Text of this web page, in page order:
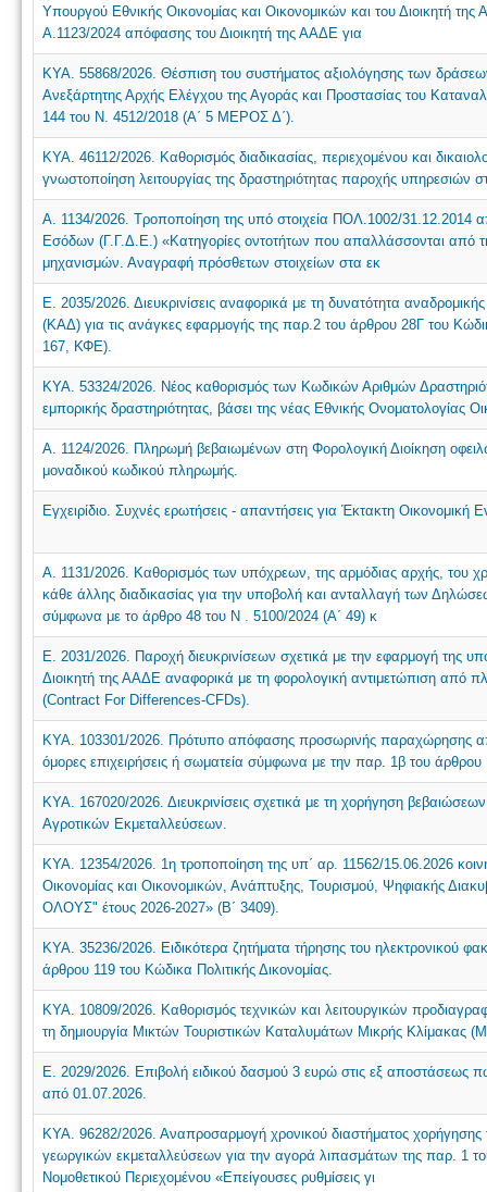
Υπουργού Εθνικής Οικονομίας και Οικονομικών και του Διοικητή
Α.1123/2024 απόφασης του Διοικητή της ΑΑΔΕ για
ΚΥΑ. 55868/2026. Θέσπιση του συστήματος αξιολόγησης των
Ανεξάρτητης Αρχής Ελέγχου της Αγοράς και Προστασίας του
144 του Ν. 4512/2018 (Α΄ 5 ΜΕΡΟΣ Δ΄).
ΚΥΑ. 46112/2026. Καθορισμός διαδικασίας, περιεχομένου και
γνωστοποίηση λειτουργίας της δραστηριότητας παροχής
Α. 1134/2026. Τροποποίηση της υπό στοιχεία ΠΟΛ.1002/31.12.2014
Εσόδων (Γ.Γ.Δ.Ε.) «Κατηγορίες οντοτήτων που απαλλάσσονται από
μηχανισμών. Αναγραφή πρόσθετων στοιχείων στα εκ
Ε. 2035/2026. Διευκρινίσεις αναφορικά με τη δυνατότητα
(ΚΑΔ) για τις ανάγκες εφαρμογής της παρ.2 του άρθρου 28Γ του
167, ΚΦΕ).
ΚΥΑ. 53324/2026. Νέος καθορισμός των Κωδικών Αριθμών
εμπορικής δραστηριότητας, βάσει της νέας Εθνικής Ονοματολογίας
Α. 1124/2026. Πληρωμή βεβαιωμένων στη Φορολογική Διοίκηση
μοναδικού κωδικού πληρωμής.
Εγχειρίδιο. Συχνές ερωτήσεις - απαντήσεις για Έκτακτη
Α. 1131/2026. Καθορισμός των υπόχρεων, της αρμόδιας αρχής, του
κάθε άλλης διαδικασίας για την υποβολή και ανταλλαγή των
σύμφωνα με το άρθρο 48 του N . 5100/2024 (Α΄ 49) κ
Ε. 2031/2026. Παροχή διευκρινίσεων σχετικά με την εφαρμογή της
Διοικητή της ΑΑΔΕ αναφορικά με τη φορολογική αντιμετώπιση από
(Contract For Differences-CFDs).
ΚΥΑ. 103301/2026. Πρότυπο απόφασης προσωρινής παραχώρησης
όμορες επιχειρήσεις ή σωματεία σύμφωνα με την παρ. 1β του
ΚΥΑ. 167020/2026. Διευκρινίσεις σχετικά με τη χορήγηση
Αγροτικών Εκμεταλλεύσεων.
ΚΥΑ. 12354/2026. 1η τροποποίηση της υπ΄ αρ. 11562/15.06.2026
Οικονομίας και Οικονομικών, Ανάπτυξης, Τουρισμού, Ψηφιακής
ΟΛΟΥΣ" έτους 2026-2027» (Β΄ 3409).
ΚΥΑ. 35236/2026. Ειδικότερα ζητήματα τήρησης του ηλεκτρονικού
άρθρου 119 του Κώδικα Πολιτικής Δικονομίας.
ΚΥΑ. 10809/2026. Καθορισμός τεχνικών και λειτουργικών
τη δημιουργία Μικτών Τουριστικών Καταλυμάτων Μικρής Κλίμακας
Ε. 2029/2026. Επιβολή ειδικού δασμού 3 ευρώ στις εξ αποστάσεως
από 01.07.2026.
ΚΥΑ. 96282/2026. Αναπροσαρμογή χρονικού διαστήματος χορήγησης
γεωργικών εκμεταλλεύσεων για την αγορά λιπασμάτων της παρ. 1
Νομοθετικού Περιεχομένου «Επείγουσες ρυθμίσεις γι